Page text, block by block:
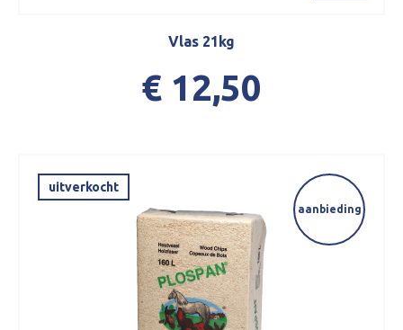
Vlas 21kg
€ 12,50
aanbieding
uitverkocht